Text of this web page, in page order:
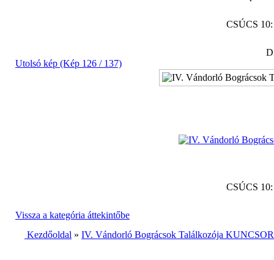
CSÚCS
Utolsó kép (Kép 126 / 137)
CSÚCS
Vissza a kategória áttekintőbe
Kezdőoldal » IV. Vándorló Bográcsok Találkozója